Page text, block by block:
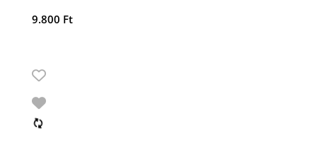
9.800 Ft